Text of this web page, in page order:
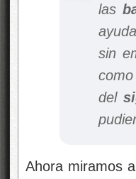
las
sin
del
Ahora miramos